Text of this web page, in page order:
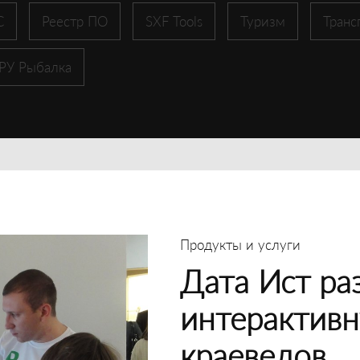
Реестр ПО SXF Tools Туризм
Рыбалка
Продукты и услуги
Дата Ист